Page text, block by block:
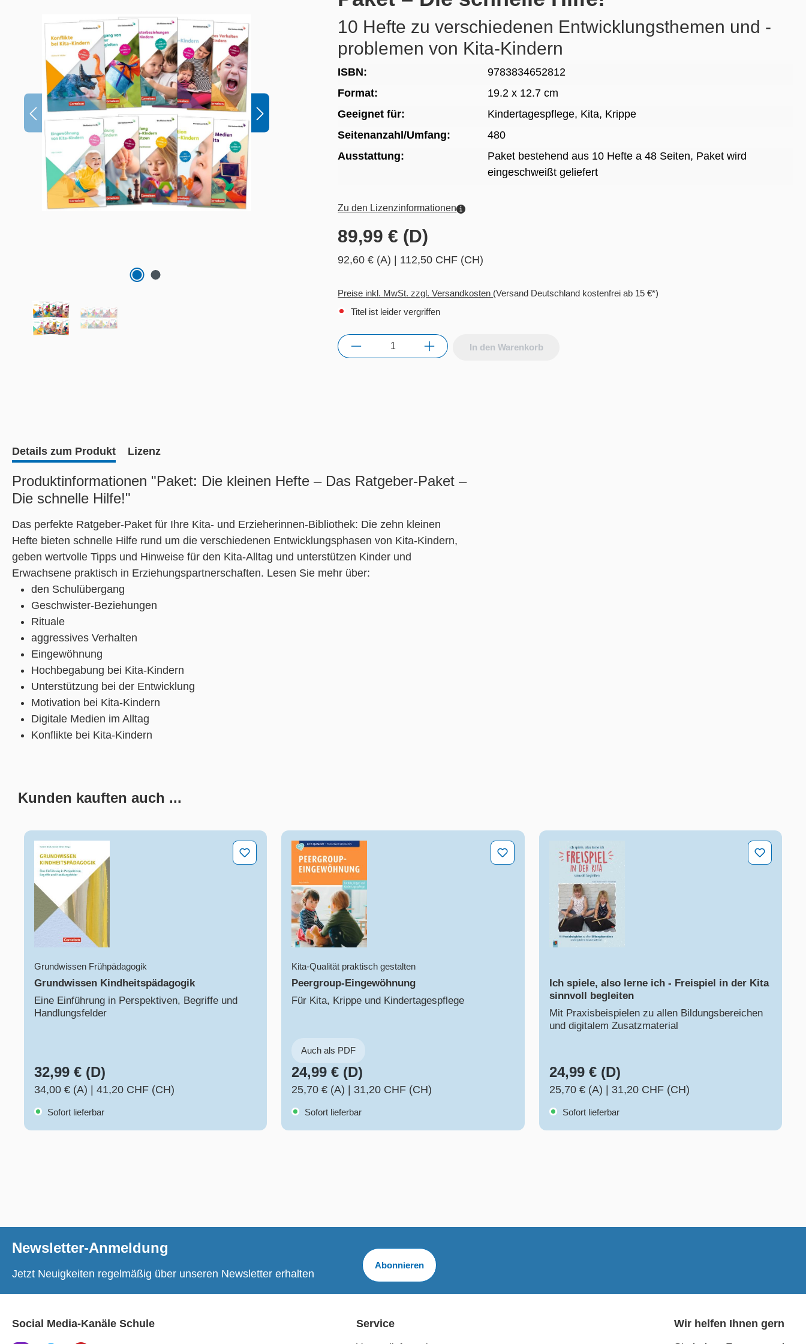
10 Hefte zu verschiedenen Entwicklungsthemen und -
problemen von Kita-Kindern
ISBN:
9783834652812
Format:
19.2 x 12.7 cm
Geeignet für:
Kindertagespflege, Kita, Krippe
Seitenanzahl/Umfang:
480
Ausstattung:
Paket bestehend aus 10 Hefte a 48 Seiten, Paket wird
eingeschweißt geliefert
Zu den Lizenzinformationen
89,99 € (D)
92,60 € (A) 112,50 CHF (CH)
Preise inkl. MwSt. zzgl. Versandkosten (Versand Deutschland kostenfrei ab 15 €*)
Titel ist leider vergriffen
Anzahl In den Warenkorb
Details zum Produkt Lizenz
Produktinformationen "Paket: Die kleinen Hefte – Das Ratgeber-Paket –
Die schnelle Hilfe!"
Das perfekte Ratgeber-Paket für Ihre Kita- und Erzieherinnen-Bibliothek: Die zehn kleinen
Hefte bieten schnelle Hilfe rund um die verschiedenen Entwicklungsphasen von Kita-Kindern,
geben wertvolle Tipps und Hinweise für den Kita-Alltag und unterstützen Kinder und
Erwachsene praktisch in Erziehungspartnerschaften. Lesen Sie mehr über:
den Schulübergang
Geschwister-Beziehungen
Rituale
aggressives Verhalten
Eingewöhnung
Hochbegabung bei Kita-Kindern
Unterstützung bei der Entwicklung
Motivation bei Kita-Kindern
Digitale Medien im Alltag
Konflikte bei Kita-Kindern
Kunden kauften auch ...
Grundwissen Kindheitspädagogik
Grundwissen Frühpädagogik
Grundwissen Kindheitspädagogik
Eine Einführung in Perspektiven, Begriffe und
Handlungsfelder
32,99 € (D)
34,00 € (A) 41,20 CHF (CH)
Sofort lieferbar
Peergroup-Eingewöhnung
Kita-Qualität praktisch gestalten
Peergroup-Eingewöhnung
Für Kita, Krippe und Kindertagespflege
Auch als PDF
24,99 € (D)
25,70 € (A) 31,20 CHF (CH)
Sofort lieferbar
Ich spiele, also lerne ich - Freispiel in der Kita
Ich spiele, also lerne ich - Freispiel in der Kita
sinnvoll begleiten
Mit Praxisbeispielen zu allen Bildungsbereichen
und digitalem Zusatzmaterial
24,99 € (D)
25,70 € (A) 31,20 CHF (CH)
Sofort lieferbar
Newsletter-Anmeldung
Jetzt Neuigkeiten regelmäßig über unseren Newsletter erhalten
Abonnieren
Social Media-Kanäle Schule Service
Wir helfen Ihnen gern